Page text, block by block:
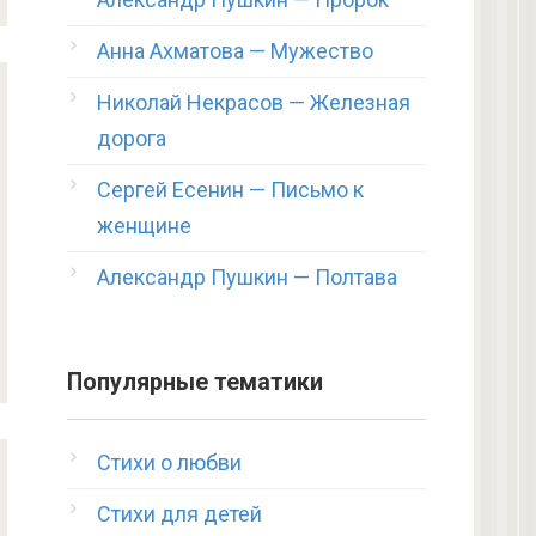
Анна Ахматова — Мужество
Николай Некрасов — Железная
дорога
Сергей Есенин — Письмо к
женщине
Александр Пушкин — Полтава
Популярные тематики
Стихи о любви
Стихи для детей